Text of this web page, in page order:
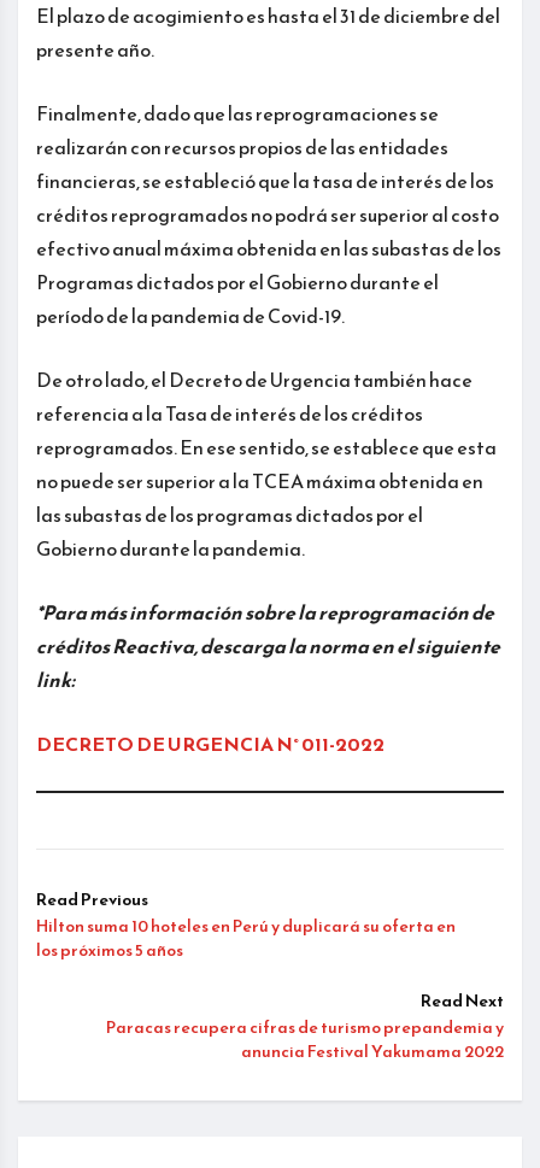
El plazo de acogimiento es hasta el 31 de diciembre del
presente año.
Finalmente, dado que las reprogramaciones se
realizarán con recursos propios de las entidades
financieras, se estableció que la tasa de interés de los
créditos reprogramados no podrá ser superior al costo
efectivo anual máxima obtenida en las subastas de los
Programas dictados por el Gobierno durante el
período de la pandemia de Covid-19.
De otro lado, el Decreto de Urgencia también hace
referencia a la Tasa de interés de los créditos
reprogramados. En ese sentido, se establece que esta
no puede ser superior a la TCEA máxima obtenida en
las subastas de los programas dictados por el
Gobierno durante la pandemia.
*Para más información sobre la reprogramación de
créditos Reactiva, descarga la norma en el siguiente
link:
DECRETO DE URGENCIA N° 011-2022
Read Previous
Hilton suma 10 hoteles en Perú y duplicará su oferta en
los próximos 5 años
Read Next
Paracas recupera cifras de turismo prepandemia y
anuncia Festival Yakumama 2022